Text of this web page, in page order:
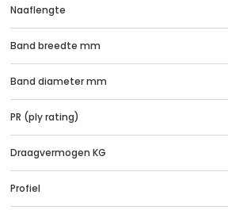
Naaflengte
Band breedte mm
Band diameter mm
PR (ply rating)
Draagvermogen KG
Profiel